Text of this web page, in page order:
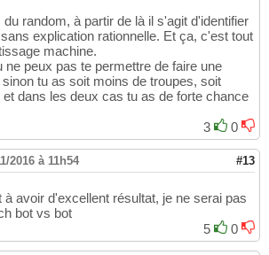
random, à partir de là il s'agit d'identifier
explication rationnelle. Et ça, c'est tout
machine.
ne peux pas te permettre de faire une
tu as soit moins de troupes, soit
dans les deux cas tu as de forte chance
3
0
2016 à 11h54 #13
à avoir d'excellent résultat, je ne serai pas
bot vs bot
5
0